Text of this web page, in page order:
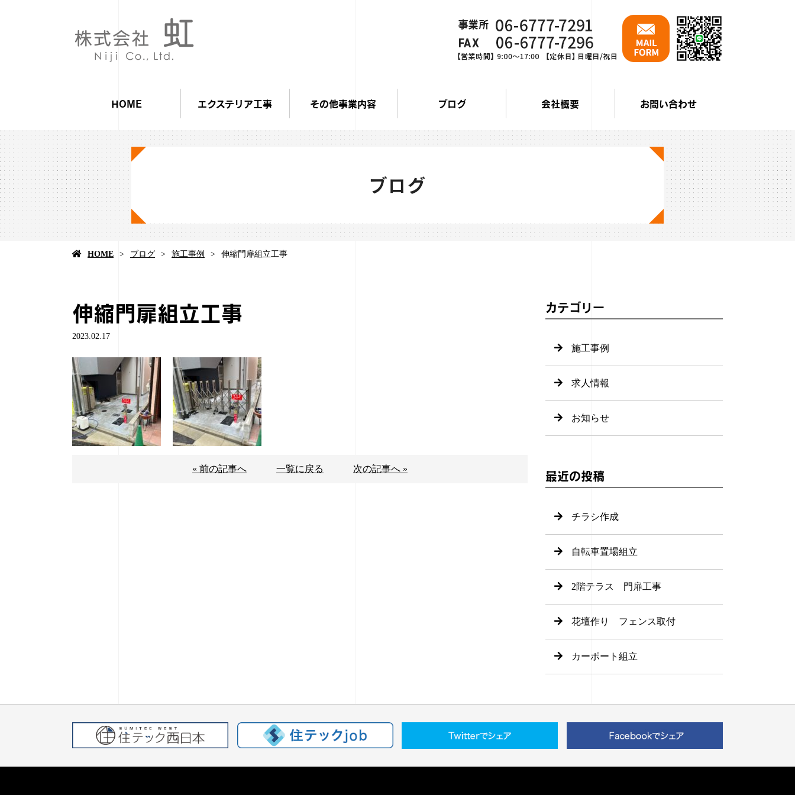
HOME エクステリア工事 その他事業内容 ブログ 会社概要 お問い合わせ
ブログ
HOME ブログ 施工事例 伸縮門扉組立工事
伸縮門扉組立工事
2023.02.17
« 前の記事へ 一覧に戻る 次の記事へ »
カテゴリー
施工事例
求人情報
お知らせ
最近の投稿
チラシ作成
自転車置場組立
2階テラス 門扉工事
花壇作り フェンス取付
カーポート組立